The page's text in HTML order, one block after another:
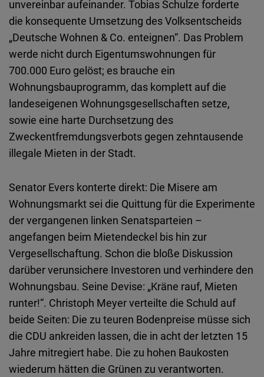
unvereinbar aufeinander. Tobias Schulze forderte
die konsequente Umsetzung des Volksentscheids
„Deutsche Wohnen & Co. enteignen“. Das Problem
werde nicht durch Eigentumswohnungen für
700.000 Euro gelöst; es brauche ein
Wohnungsbauprogramm, das komplett auf die
landeseigenen Wohnungsgesellschaften setze,
sowie eine harte Durchsetzung des
Zweckentfremdungsverbots gegen zehntausende
illegale Mieten in der Stadt.
Senator Evers konterte direkt: Die Misere am
Wohnungsmarkt sei die Quittung für die Experimente
der vergangenen linken Senatsparteien –
angefangen beim Mietendeckel bis hin zur
Vergesellschaftung. Schon die bloße Diskussion
darüber verunsichere Investoren und verhindere den
Wohnungsbau. Seine Devise: „Kräne rauf, Mieten
runter!“. Christoph Meyer verteilte die Schuld auf
beide Seiten: Die zu teuren Bodenpreise müsse sich
die CDU ankreiden lassen, die in acht der letzten 15
Jahre mitregiert habe. Die zu hohen Baukosten
wiederum hätten die Grünen zu verantworten.